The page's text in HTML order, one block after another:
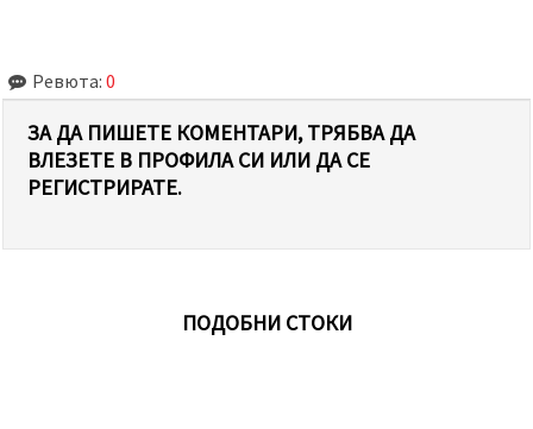
Ревюта: 0
ЗА ДА ПИШЕТЕ КОМЕНТАРИ, ТРЯБВА ДА
ВЛЕЗЕТЕ В ПРОФИЛА СИ ИЛИ ДА СЕ
РЕГИСТРИРАТЕ.
ПОДОБНИ СТОКИ